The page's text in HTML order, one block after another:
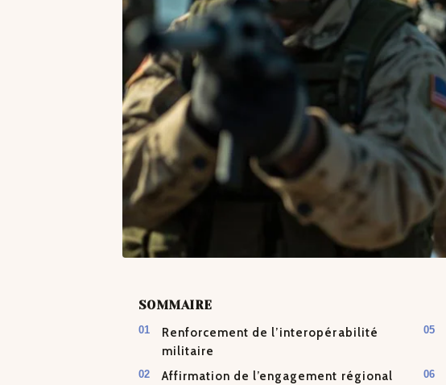
SOMMAIRE
Renforcement de l’interopérabilité
militaire
Affirmation de l’engagement régional